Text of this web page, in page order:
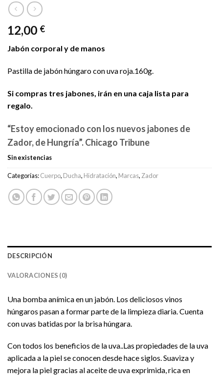
12,00 €
Jabón corporal y de manos
Pastilla de jabón húngaro con uva roja.160g.
Si compras tres jabones, irán en una caja lista para
regalo.
“Estoy emocionado con los nuevos jabones de
Zador, de Hungría”. Chicago Tribune
Sin existencias
Categorías:Cuerpo, Ducha, Hidratación, Marcas, Zador
DESCRIPCIÓN
VALORACIONES (0)
Una bomba anímica en un jabón. Los deliciosos vinos
húngaros pasan a formar parte de la limpieza diaria. Cuenta
con uvas batidas por la brisa húngara.
Con todos los beneficios de la uva..Las propiedades de la uva
aplicada a la piel se conocen desde hace siglos. Suaviza y
mejora la piel gracias al aceite de uva exprimida, rica en